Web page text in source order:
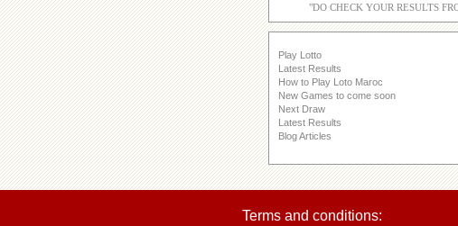
"DO CHECK YOUR RESULTS
Play Lotto
Latest Results
How to Play Loto Maroc
New Games to come soon
Next Draw
Latest Results
Blog Articles
Terms and conditions: